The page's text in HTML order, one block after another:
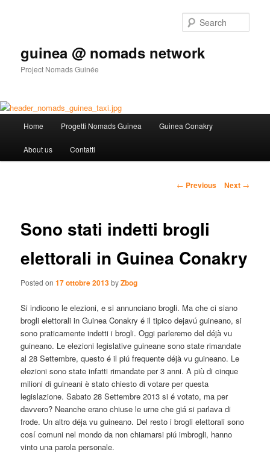
guinea @ nomads network
Project Nomads Guinée
Skip to primary content
Home Progetti Nomads Guinea Guinea Conakry
About us Contatti
Post navigation
← Previous Next →
Sono stati indetti brogli
elettorali in Guinea Conakry
Posted on17 ottobre 2013byZbog
Si indicono le elezioni, e si annunciano brogli. Ma che ci siano
brogli elettorali in Guinea Conakry é il tipico dejavú guineano, si
sono praticamente indetti i brogli. Oggi parleremo del déjà vu
guineano. Le elezioni legislative guineane sono state rimandate
al 28 Settembre, questo é il piú frequente déjà vu guineano. Le
elezioni sono state infatti rimandate per 3 anni. A più di cinque
milioni di guineani è stato chiesto di votare per questa
legislazione. Sabato 28 Settembre 2013 si é votato, ma per
davvero? Neanche erano chiuse le urne che giá si parlava di
frode. Un altro déja vu guineano. Del resto i brogli elettorali sono
cosí comuni nel mondo da non chiamarsi piú imbrogli, hanno
vinto una parola personale.